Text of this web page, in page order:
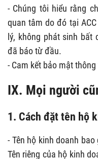
- Chúng tôi hiểu rằng
quan tâm do đó tại
lý, không phát sinh
đã báo từ đầu.
- Cam kết bảo mật
IX. Mọi người
1. Cách đặt tên hộ
- Tên hộ kinh doanh
Tên riêng của hộ kinh